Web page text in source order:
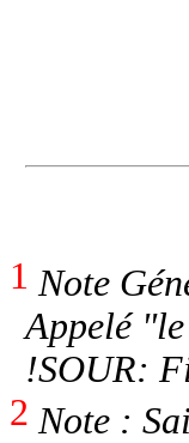
1 Note
Appelé
!SOUR:
2 Note :